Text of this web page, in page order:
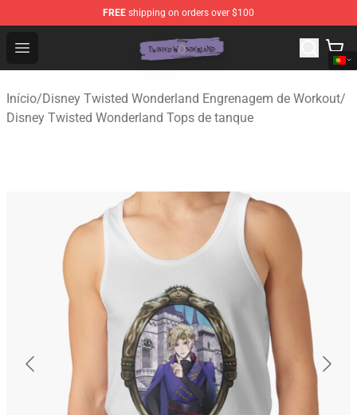
FREE shipping on orders over $100
Open menu
Twisted Wonderland Store - Official Twisted
Início/Disney Twisted Wonderland Engrenagem de Workout/
Disney Twisted Wonderland Tops de tanque